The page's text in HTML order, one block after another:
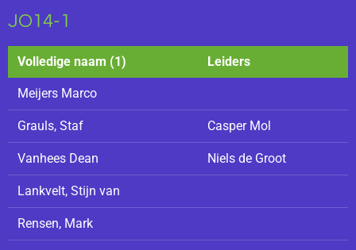
JO14-1
Volledige naam (1) Leiders
Meijers Marco
Grauls, Staf Casper Mol
Vanhees Dean Niels de Groot
Lankvelt, Stijn van
Rensen, Mark